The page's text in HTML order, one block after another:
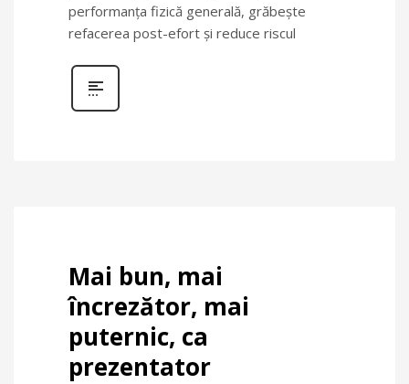
performanţa fizică generală, grăbeşte
refacerea post-efort şi reduce riscul
Mai bun, mai
încrezător, mai
puternic, ca
prezentator